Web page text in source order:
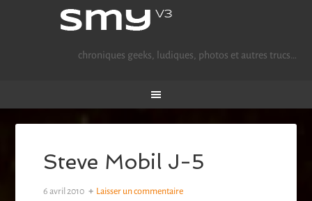
chroniques geeks, ludiques, photos et autres trucs…
Steve Mobil J-5
6 avril 2010 Laisser un commentaire